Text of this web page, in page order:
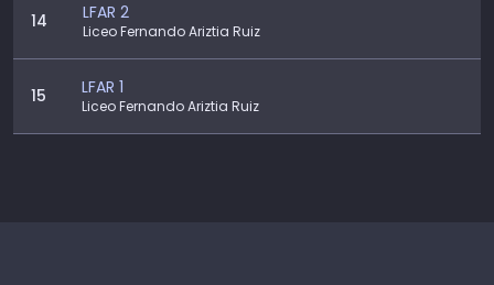
14 LFAR 2
Liceo Fernando Ariztia Ruiz
15 LFAR 1
Liceo Fernando Ariztia Ruiz